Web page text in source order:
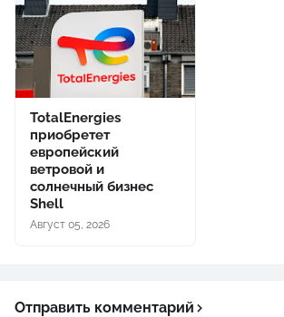
TotalEnergies
приобретет
европейский
ветровой и
солнечный бизнес
Shell
Август 05, 2026
Отправить комментарий